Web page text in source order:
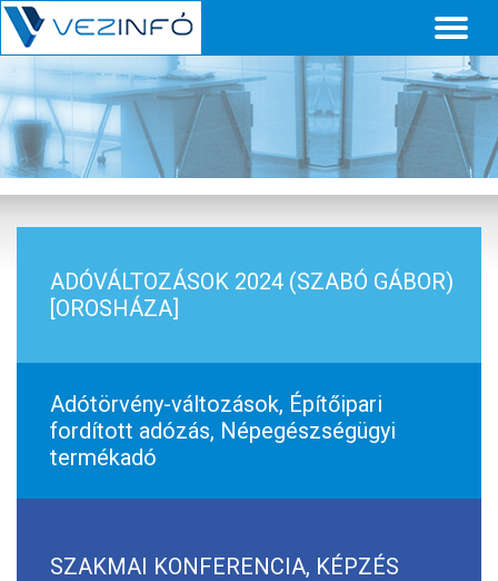
ADÓVÁLTOZÁSOK 2024 (SZABÓ GÁBOR)
[OROSHÁZA]
Adótörvény-változások, Építőipari
fordított adózás, Népegészségügyi
termékadó
SZAKMAI KONFERENCIA, KÉPZÉS